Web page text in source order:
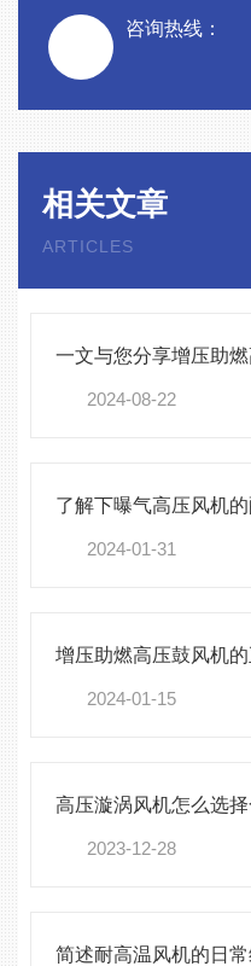
咨询热线：
相关文章
ARTICLES
2024-08-22
2024-01-31
2024-01-15
2023-12-28